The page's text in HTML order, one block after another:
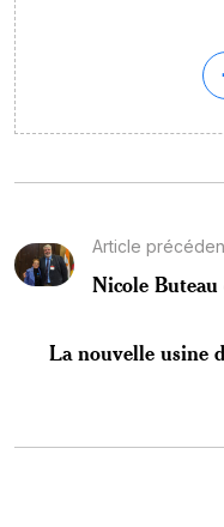
Article
Nicole Buteau
La nouvelle usine